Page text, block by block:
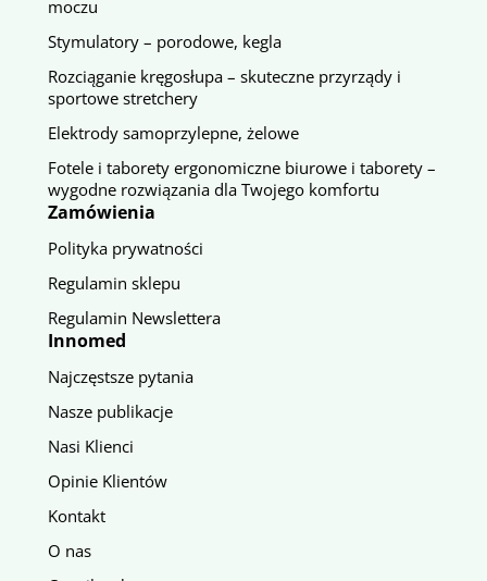
moczu
Stymulatory – porodowe, kegla
Rozciąganie kręgosłupa – skuteczne przyrządy i
sportowe stretchery
Elektrody samoprzylepne, żelowe
Fotele i taborety ergonomiczne biurowe i taborety –
wygodne rozwiązania dla Twojego komfortu
Zamówienia
Polityka prywatności
Regulamin sklepu
Regulamin Newslettera
Innomed
Najczęstsze pytania
Nasze publikacje
Nasi Klienci
Opinie Klientów
Kontakt
O nas